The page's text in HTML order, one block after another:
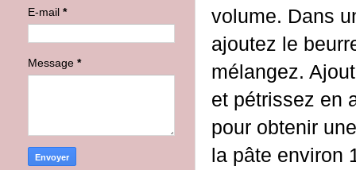
volume. Dans
ajoutez le
mélangez.
et pétrissez en
pour obtenir
la pâte environ
E-mail *
Message *